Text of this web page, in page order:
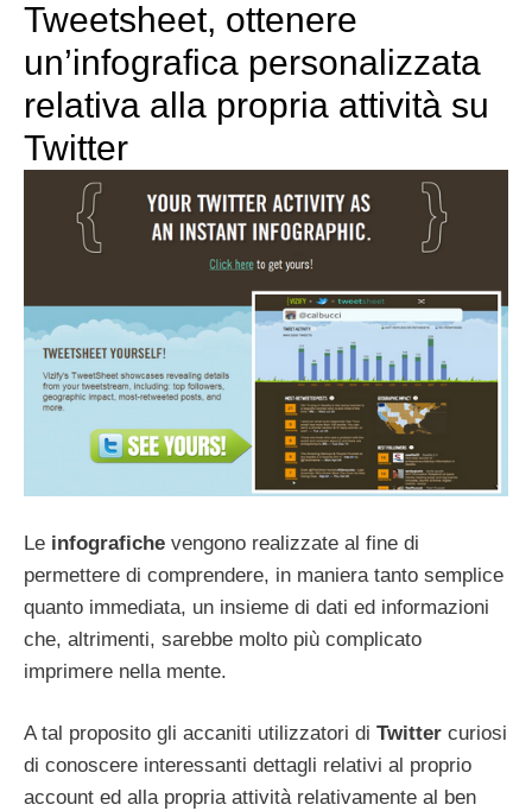
Tweetsheet, ottenere
un’infografica personalizzata
relativa alla propria attività su
Twitter
Le infografiche vengono realizzate al fine di
permettere di comprendere, in maniera tanto semplice
quanto immediata, un insieme di dati ed informazioni
che, altrimenti, sarebbe molto più complicato
imprimere nella mente.
A tal proposito gli accaniti utilizzatori di Twitter curiosi
di conoscere interessanti dettagli relativi al proprio
account ed alla propria attività relativamente al ben